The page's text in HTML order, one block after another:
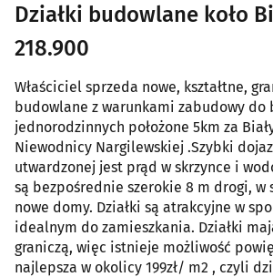
Działki budowlane koło
218.900
Właściciel sprzeda nowe, kształtne,
budowlane z warunkami zabudowy do
jednorodzinnych położone 5km za
Niewodnicy Nargilewskiej .Szybki
utwardzonej jest prąd w skrzynce i
są bezpośrednie szerokie 8 m drogi, w
nowe domy. Działki są atrakcyjne w
idealnym do zamieszkania. Działki
graniczą, więc istnieje możliwość
najlepsza w okolicy 199zł/ m2 , czyli